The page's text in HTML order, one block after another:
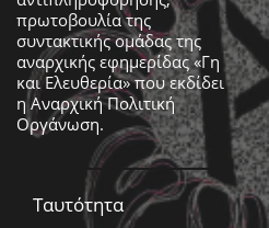
πρωτοβουλία της
συντακτικής ομάδας της
αναρχικής εφημερίδας «Γη
και Ελευθερία» που εκδίδει
ηΑναρχική Πολιτική
Οργάνωση.
Ταυτότητα